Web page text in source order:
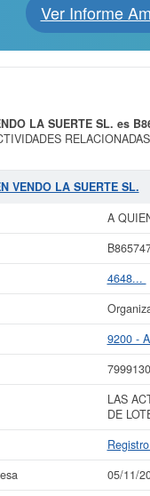
Ver Informe
LA SUERTE SL. es
es 9200 - Actividades
ha sido el 20/03/
web puede consultarlo.
más datos de la
SL. y consultar los
La última
VENDO LA SUERTE SL.
A
4648...
9200 -
LAS
DE
05/11/